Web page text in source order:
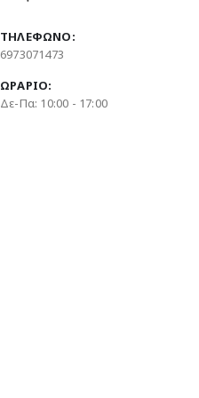
ΤΗΛΈΦΩΝΟ:
6973071473
ΩΡΆΡΙΟ:
Δε-Πα: 10:00 - 17:00